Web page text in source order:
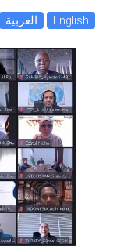
العربية
English